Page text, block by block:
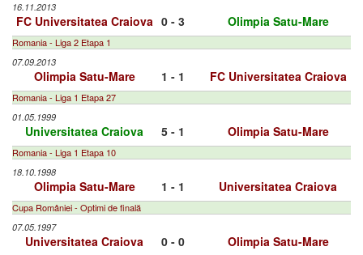
16.11.2013
FC Universitatea Craiova 0 - 3 Olimpia Satu-Mare
Romania - Liga 2 Etapa 1
07.09.2013
Olimpia Satu-Mare 1 - 1 FC Universitatea Craiova
Romania - Liga 1 Etapa 27
01.05.1999
Universitatea Craiova 5 - 1 Olimpia Satu-Mare
Romania - Liga 1 Etapa 10
18.10.1998
Olimpia Satu-Mare 1 - 1 Universitatea Craiova
Cupa României - Optimi de finală
07.05.1997
Universitatea Craiova 0 - 0 Olimpia Satu-Mare